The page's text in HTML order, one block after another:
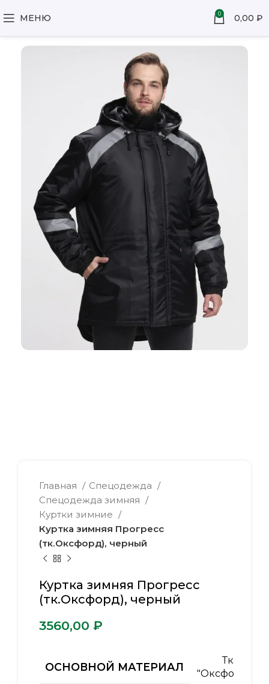
МЕНЮ 0 0,00 ₽
Главная
Спецодежда
Спецодежда зимняя
Куртки зимние
Куртка зимняя Прогресс
(тк.Оксфорд), черный
Куртка зимняя Прогресс
(тк.Оксфорд), черный
₽
ОСНОВНОЙ МАТЕРИАЛ
Ткань
"Оксфорд"